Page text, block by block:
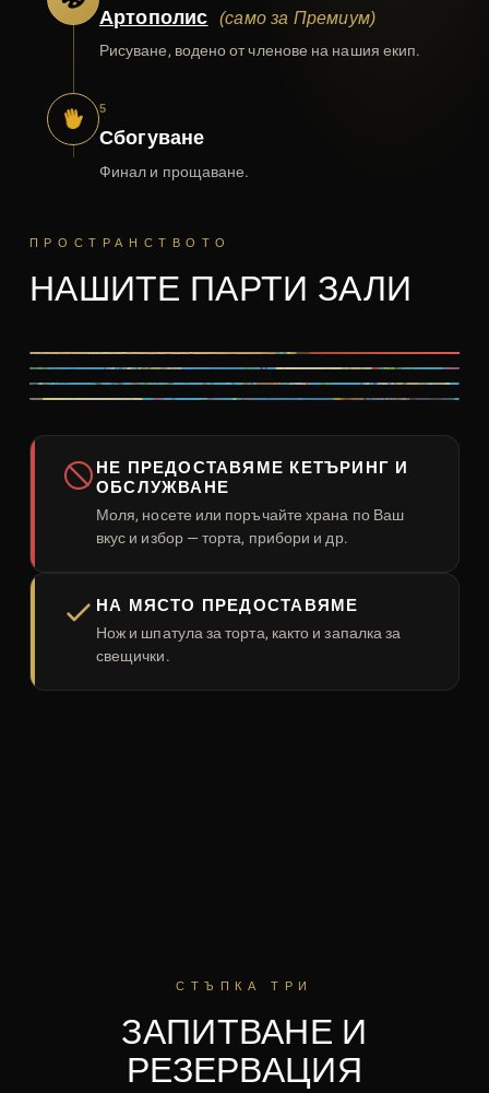
Артополис (само за Премиум)
Рисуване, водено от членове на нашия екип.
5
Сбогуване
Финал и прощаване.
ПРОСТРАНСТВОТО
НАШИТЕ ПАРТИ ЗАЛИ
НЕ ПРЕДОСТАВЯМЕ КЕТЪРИНГ И
ОБСЛУЖВАНЕ
Моля, носете или поръчайте храна по Ваш
вкус и избор — торта, прибори и др.
НА МЯСТО ПРЕДОСТАВЯМЕ
Нож и шпатула за торта, както и запалка за
свещички.
СТЪПКА ТРИ
ЗАПИТВАНЕ И
РЕЗЕРВАЦИЯ